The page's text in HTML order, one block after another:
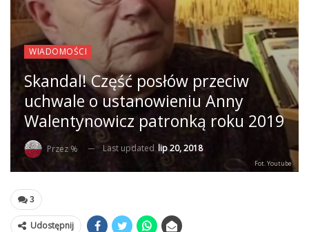
WIADOMOŚCI
Skandal! Część posłów przeciw
uchwale o ustanowieniu Anny
Walentynowicz patronką roku 2019
Przez % Last updated lip 20, 2018
Fot. Youtube
3
Udostępnij